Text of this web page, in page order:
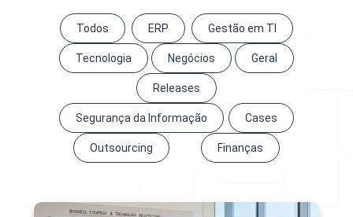
Todos ERP Gestão em TI
Tecnologia Negócios Geral
Releases
Segurança da Informação Cases
Outsourcing Finanças